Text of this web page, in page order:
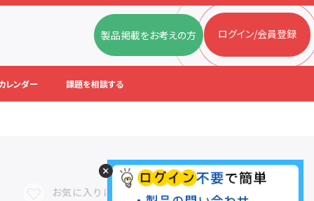
製品掲載をお考えの方 ログイン/会員登録
レンダー 課題を相談する
お気に入りに追加